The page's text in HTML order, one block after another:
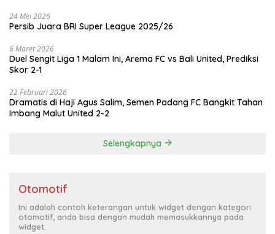
24 Mei 2026
Persib Juara BRI Super League 2025/26
6 Maret 2026
Duel Sengit Liga 1 Malam Ini, Arema FC vs Bali United, Prediksi
Skor 2-1
22 Februari 2026
Dramatis di Haji Agus Salim, Semen Padang FC Bangkit Tahan
Imbang Malut United 2-2
Selengkapnya
Otomotif
Ini adalah contoh keterangan untuk widget dengan kategori
otomotif, anda bisa dengan mudah memasukkannya pada
widget.